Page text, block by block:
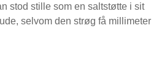
stod stille som en saltstøtte i sit
selvom den strøg få millimeter